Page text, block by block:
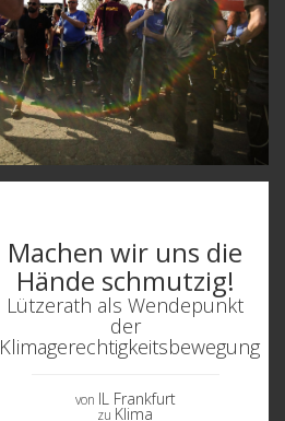
Machen wir uns die
Hände schmutzig!
Lützerath als Wendepunkt
der
Klimagerechtigkeitsbewegung
von IL Frankfurt
zu Klima